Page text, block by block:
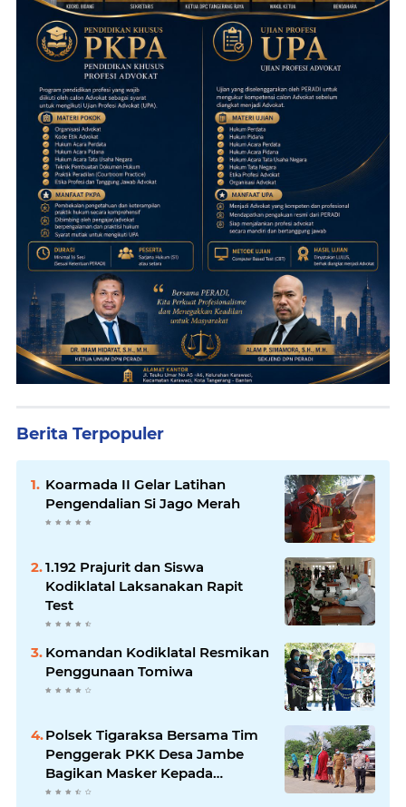
Berita Terpopuler
Koarmada II Gelar Latihan
Pengendalian Si Jago Merah
1.192 Prajurit dan Siswa
Kodiklatal Laksanakan Rapit
Test
Komandan Kodiklatal Resmikan
Penggunaan Tomiwa
Polsek Tigaraksa Bersama Tim
Penggerak PKK Desa Jambe
Bagikan Masker Kepada
Pengguna Jalan